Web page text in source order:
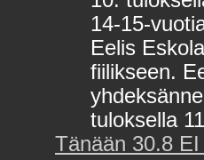
14-15-
Eelis
fiilikseen.
tuloksella
Tänään 30.8